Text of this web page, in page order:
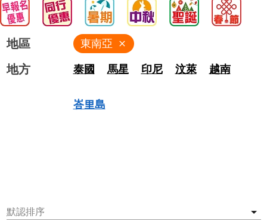
地區 東南亞 close
地方 泰國 馬星 印尼 汶萊 越南
峇里島